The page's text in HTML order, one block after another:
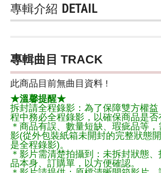
專輯介紹 DETAIL
專輯曲目 TRACK
此商品目前無曲目資料 !
★溫馨提醒★
拆封請全程錄影：為了保障雙方權益
程中務必全程錄影，以確保商品是否
＊商品有誤、數量短缺、瑕疵品等
影(從外包裝紙箱未開封的完整狀態
是全程錄影)。
＊影片需清楚拍攝到：未拆封狀態
品本身、訂購單，以方便確認。